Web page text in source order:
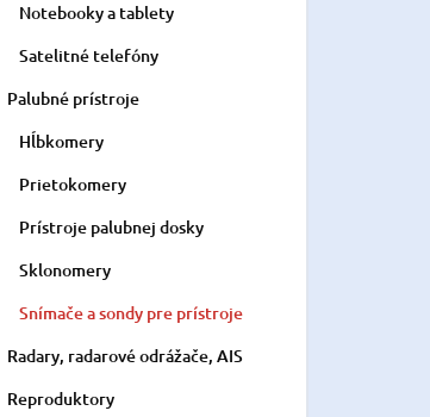
Notebooky a tablety
Satelitné telefóny
Palubné prístroje
Hĺbkomery
Prietokomery
Prístroje palubnej dosky
Sklonomery
Snímače a sondy pre prístroje
Radary, radarové odrážače, AIS
Reproduktory